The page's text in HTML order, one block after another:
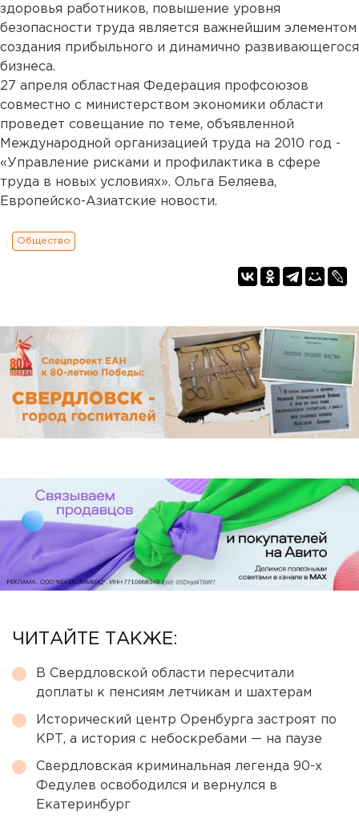
здоровья работников, повышение уровня
безопасности труда является важнейшим элементом
создания прибыльного и динамично развивающегося
бизнеса.
27 апреля областная Федерация профсоюзов
совместно с министерством экономики области
проведет совещание по теме, объявленной
Международной организацией труда на 2010 год -
«Управление рисками и профилактика в сфере
труда в новых условиях». Ольга Беляева,
Европейско-Азиатские новости.
Общество
ЧИТАЙТЕ ТАКЖЕ:
В Свердловской области пересчитали
доплаты к пенсиям летчикам и шахтерам
Исторический центр Оренбурга застроят по
КРТ, а история с небоскребами — на паузе
Свердловская криминальная легенда 90-х
Федулев освободился и вернулся в
Екатеринбург